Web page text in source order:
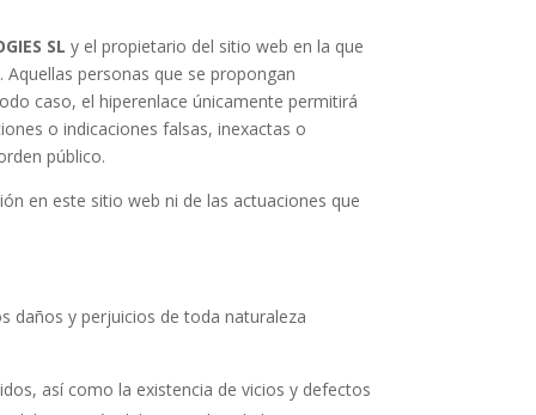
SL y el propietario del sitio web en la que
personas que se propongan
caso, el hiperenlace únicamente permitirá
o indicaciones falsas, inexactas o
público.
en este sitio web ni de las actuaciones que
daños y perjuicios de toda naturaleza
así como la existencia de vicios y defectos